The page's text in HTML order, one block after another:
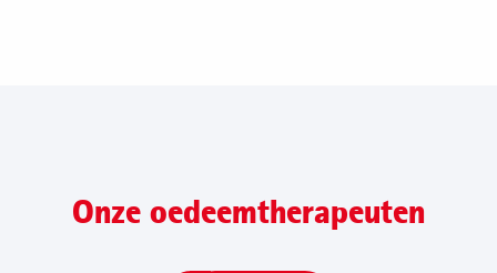
Onze oedeemtherapeuten